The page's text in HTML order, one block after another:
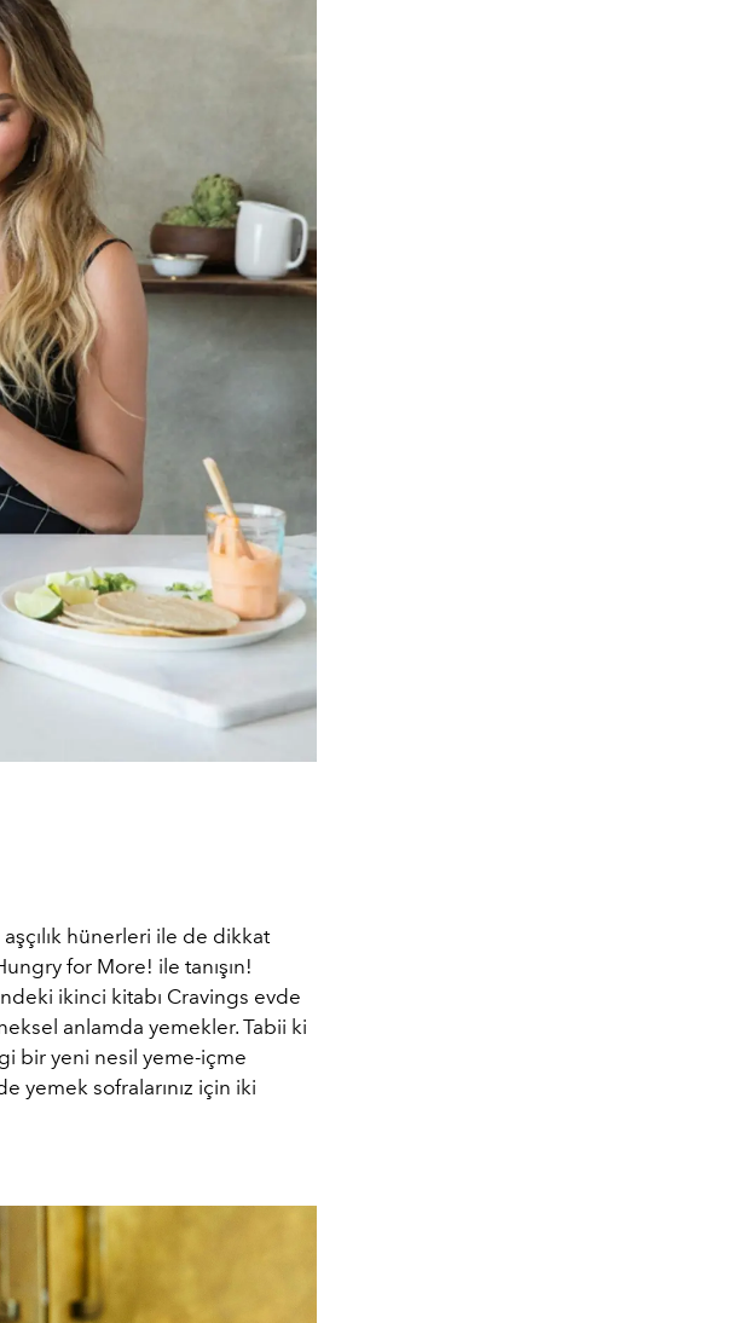
hünerleri ile de dikkat
for More! ile tanışın!
ikinci kitabı Cravings evde
anlamda yemekler. Tabii ki
bir yeni nesil yeme-içme
yemek sofralarınız için iki